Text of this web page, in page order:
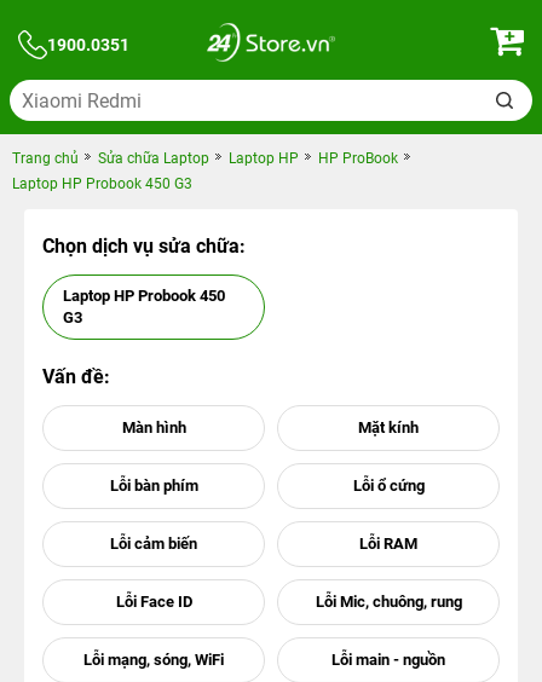
1900.0351
Trang chủ Sửa chữa Laptop Laptop HP
HP ProBook
Laptop HP Probook 450 G3
Chọn dịch vụ sửa chữa:
Laptop HP Probook 450
G3
Vấn đề: